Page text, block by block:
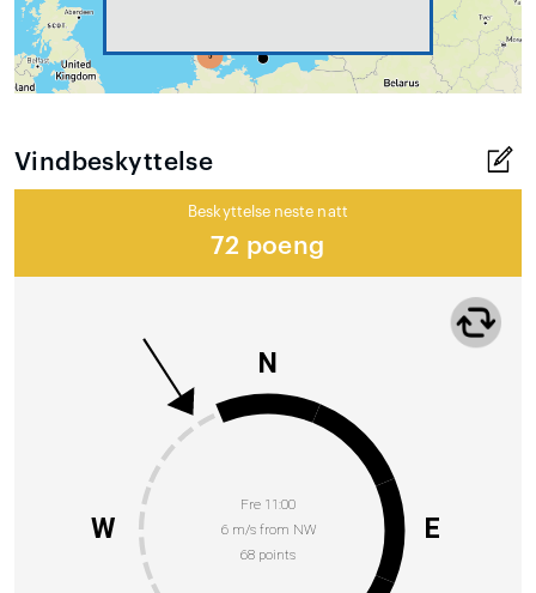
Vindbeskyttelse
Beskyttelse neste natt
72 poeng
Fre 11:00
6 m/s from NW
68 points
N
E
W